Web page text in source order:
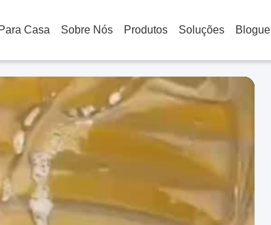
Para Casa Sobre Nós Produtos Soluções Blogue